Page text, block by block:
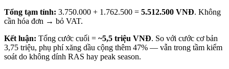
Tổng tạm tính: 3.750.000 + 1.762.500 = 5.512.500 VNĐ. Không
cần hóa đơn → bỏ VAT.
Kết luận: Tổng cước cuối = ~5,5 triệu VNĐ. So với cước cơ bản
3,75 triệu, phụ phí xăng dầu cộng thêm 47% — vẫn trong tầm kiểm
soát do không dính RAS hay peak season.